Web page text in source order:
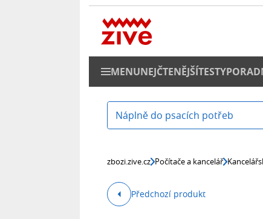
MENUNEJČTENĚJŠÍTESTY
Náplně do psacích potřeb
zbozi.zive.cz Počítače a kancelář
Předchozí produkt